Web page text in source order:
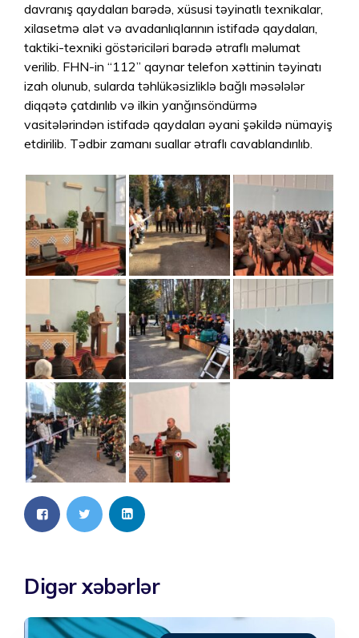
davranış qaydaları barədə, xüsusi təyinatlı texnikalar,
xilasetmə alət və avadanlıqlarının istifadə qaydaları,
taktiki-texniki göstəriciləri barədə ətraflı məlumat
verilib. FHN-in “112” qaynar telefon xəttinin təyinatı
izah olunub, sularda təhlükəsizliklə bağlı məsələlər
diqqətə çatdırılıb və ilkin yanğınsöndürmə
vasitələrindən istifadə qaydaları əyani şəkildə nümayiş
etdirilib. Tədbir zamanı suallar ətraflı cavablandırılıb.
Digər xəbərlər